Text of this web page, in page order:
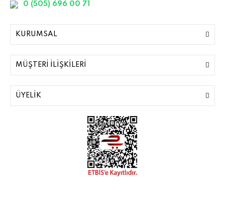
0 (505) 696 00 71
KURUMSAL
MÜŞTERİ İLİŞKİLERİ
ÜYELİK